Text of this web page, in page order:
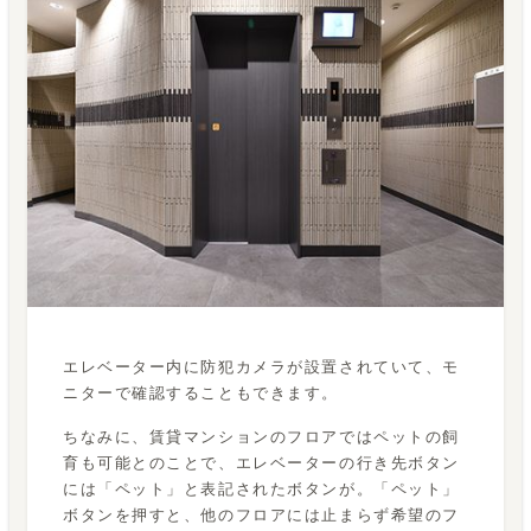
エレベーター内に防犯カメラが設置されていて、モ
ニターで確認することもできます。
ちなみに、賃貸マンションのフロアではペットの飼
育も可能とのことで、エレベーターの行き先ボタン
には「ペット」と表記されたボタンが。「ペット」
ボタンを押すと、他のフロアには止まらず希望のフ